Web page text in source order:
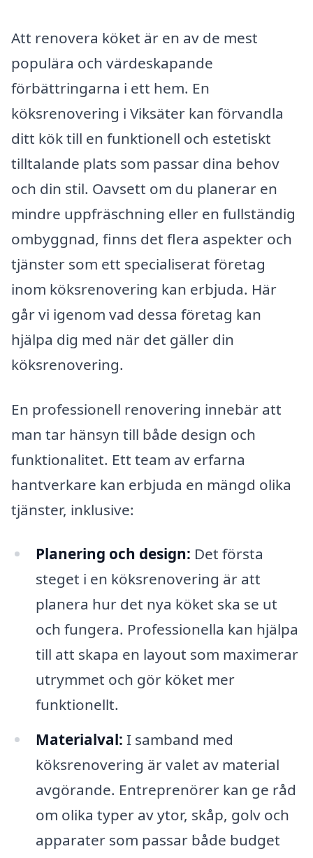
Att renovera köket är en av de mest
populära och värdeskapande
förbättringarna i ett hem. En
köksrenovering i Viksäter kan förvandla
ditt kök till en funktionell och estetiskt
tilltalande plats som passar dina behov
och din stil. Oavsett om du planerar en
mindre uppfräschning eller en fullständig
ombyggnad, finns det flera aspekter och
tjänster som ett specialiserat företag
inom köksrenovering kan erbjuda. Här
går vi igenom vad dessa företag kan
hjälpa dig med när det gäller din
köksrenovering.
En professionell renovering innebär att
man tar hänsyn till både design och
funktionalitet. Ett team av erfarna
hantverkare kan erbjuda en mängd olika
tjänster, inklusive:
Planering och design: Det första
steget i en köksrenovering är att
planera hur det nya köket ska se ut
och fungera. Professionella kan hjälpa
till att skapa en layout som maximerar
utrymmet och gör köket mer
funktionellt.
Materialval: I samband med
köksrenovering är valet av material
avgörande. Entreprenörer kan ge råd
om olika typer av ytor, skåp, golv och
apparater som passar både budget